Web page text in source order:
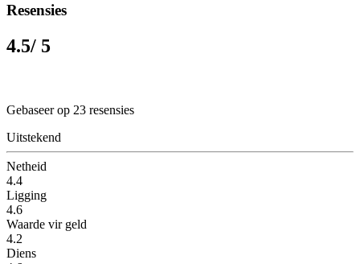
Resensies
4.5/ 5
Gebaseer op 23 resensies
Uitstekend
Netheid
4.4
Ligging
4.6
Waarde vir geld
4.2
Diens